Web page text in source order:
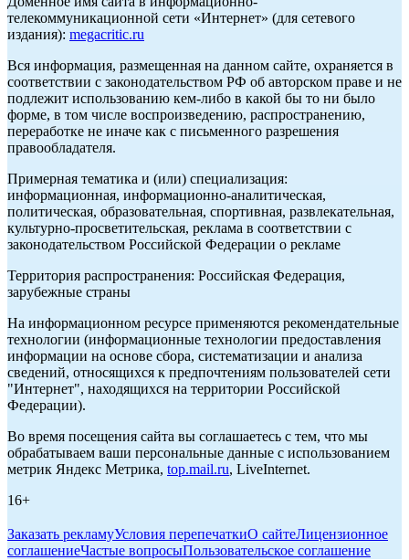
телекоммуникационной сети «Интернет» (для сетевого
издания): megacritic.ru
Вся информация, размещенная на данном сайте, охраняется в
соответствии с законодательством РФ об авторском праве и не
подлежит использованию кем-либо в какой бы то ни было
форме, в том числе воспроизведению, распространению,
переработке не иначе как с письменного разрешения
правообладателя.
Примерная тематика и (или) специализация:
информационная, информационно-аналитическая,
политическая, образовательная, спортивная, развлекательная,
культурно-просветительская, реклама в соответствии с
законодательством Российской Федерации о рекламе
Территория распространения: Российская Федерация,
зарубежные страны
На информационном ресурсе применяются рекомендательные
технологии (информационные технологии предоставления
информации на основе сбора, систематизации и анализа
сведений, относящихся к предпочтениям пользователей сети
"Интернет", находящихся на территории Российской
Федерации).
Во время посещения сайта вы соглашаетесь с тем, что мы
обрабатываем ваши персональные данные с использованием
метрик Яндекс Метрика, top.mail.ru, LiveInternet.
16+
Заказать рекламуУсловия перепечаткиО сайтеЛицензионное
соглашениеЧастые вопросыПользовательское соглашение